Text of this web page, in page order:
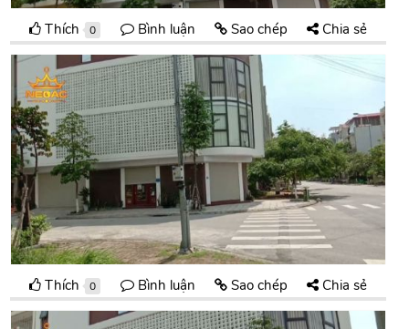
Thích 0 Bình luận Sao chép Chia sẻ
Thích 0 Bình luận Sao chép Chia sẻ